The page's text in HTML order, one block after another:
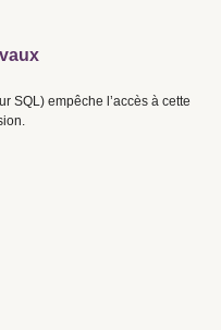
SQL) empêche l’accès à cette